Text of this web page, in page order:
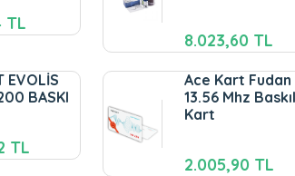
TL
8.023,60 TL
EVOLİS
BASKI
TL
Ace Kart Fudan
13.56 Mhz
Kart
2.005,90 TL